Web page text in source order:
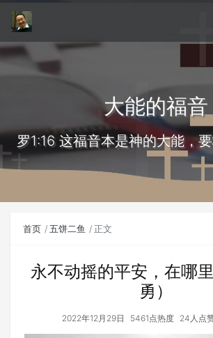
大能的福音
罗1:16 这福音本是神的大能，
首页 五饼二鱼 正文
永不动摇的平安，在哪
勇）
2022年12月29日 5461点热度 24人点